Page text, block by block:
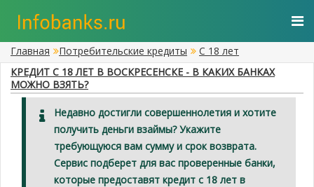
Главная Потребительские кредиты
С 18 лет
КРЕДИТ С 18 ЛЕТ В ВОСКРЕСЕНСКЕ - В КАКИХ БАНКАХ
МОЖНО ВЗЯТЬ?
Недавно достигли совершеннолетия и хотите
получить деньги взаймы? Укажите
требующуюся вам сумму и срок возврата.
Сервис подберет для вас проверенные банки,
которые предоставят кредит с 18 лет в